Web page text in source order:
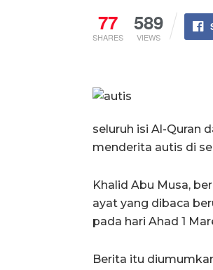
77
SHARES
589
VIEWS
seluruh isi Al-Quran
menderita autis di
Khalid Abu Musa,
ayat yang dibaca
pada hari Ahad 1
Berita itu